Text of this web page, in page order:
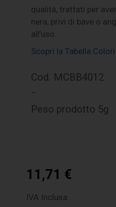
qualità, trattati per
nera, privi di bave o
all’uso.
Scopri la Tabella
Cod. MCBB4012
–
Peso prodotto 5g
11,71 €
IVA Inclusa